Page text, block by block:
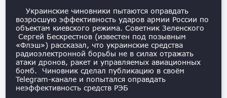
Украинские чиновники пытаются оправдать
возросшую эффективность ударов армии России по
объектам киевского режима. Советник Зеленского
Сергей Бескрестнов (известен под позывным
«Флэш») рассказал, что украинские средства
радиоэлектронной борьбы не в силах отражать
атаки дронов, ракет и управляемых авиационных
бомб. Чиновник сделал публикацию в своём
Telegram-канале и попытался оправдать
неэффективность средств РЭБ